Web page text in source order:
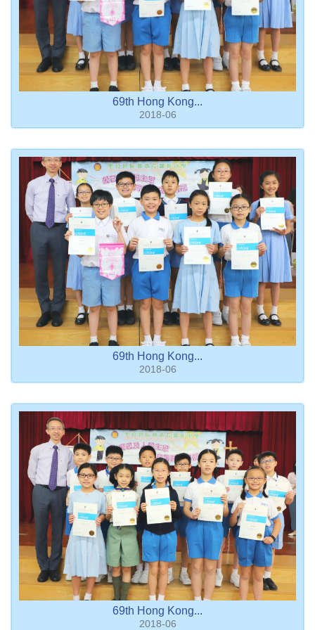
69th Hong Kong...
2018-06
69th Hong Kong...
2018-06
69th Hong Kong...
2018-06